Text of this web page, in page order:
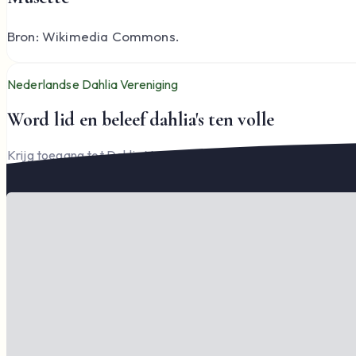
Bron: Wikimedia Commons.
Nederlandse Dahlia Vereniging
Word lid en beleef dahlia's ten volle
Krijg toegang tot Dahlia Varia, documenten en het complete